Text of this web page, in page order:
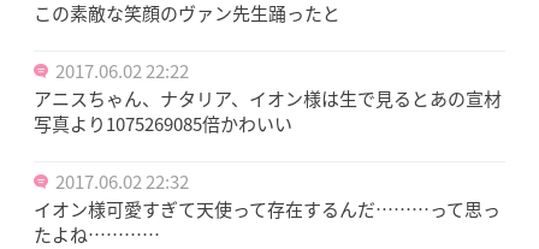
この素敵な笑顔のヴァン先生踊ったと
2017.06.02 22:22
アニスちゃん、ナタリア、イオン様は生で見るとあの宣材
写真より1075269085倍かわいい
2017.06.02 22:32
イオン様可愛すぎて天使って存在するんだ………って思っ
たよね…………